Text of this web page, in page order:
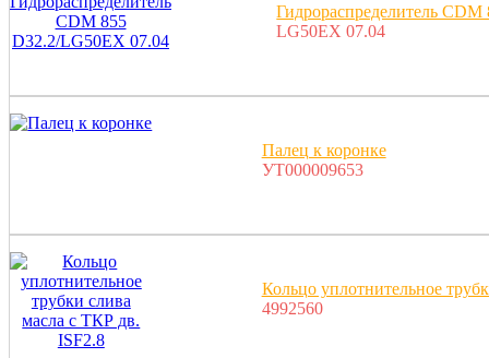
Гидрораспределитель
LG50EX 07.04
Палец к коронке
УТ000009653
Кольцо уплотнительное
4992560